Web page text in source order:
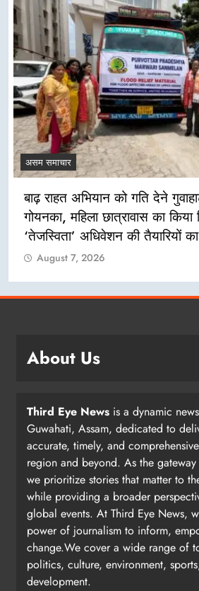
असम समाचार
बाढ़ राहत अभियान को गति देने
गोयनका, महिला छात्रावास का किया
‘तेजस्विता’ अधिवेशन की तैयारियों
August 7, 2026
About Us
Third Eye News is a dynamic
Guwahati, Assam, dedicated to
accurate, timely, and
region and beyond. As the
we prioritize stories that matter to
while providing a broader
global events. At Third Eye News,
power of journalism to inform,
change.We cover a wide range of
politics, culture, environment,
development.